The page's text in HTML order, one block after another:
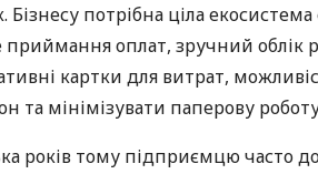
Бізнесу потрібна ціла екосистема
оплат, зручний облік
картки для витрат,
та мінімізувати паперову
років тому підприємцю часто